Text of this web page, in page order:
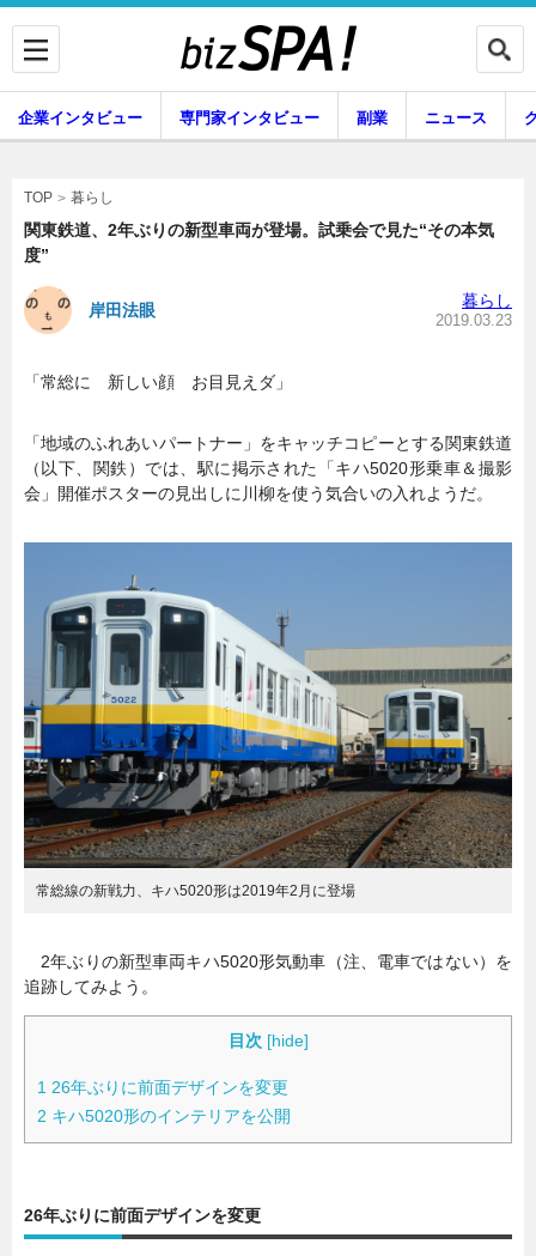
専門家インタビュー
副業
グルメ スキル
暮らし
連載一覧
企業インタビュー 専門家インタビュー 副業 ニュース
TOP 暮らし
関東鉄道、2年ぶりの新型車両が登場。試乗会で見た“その本気
度”
岸田法眼 暮らし
2019.03.23
「常総に 新しい顔 お目見えダ」
「地域のふれあいパートナー」をキャッチコピーとする関東鉄道
（以下、関鉄）では、駅に掲示された「キハ5020形乗車＆撮影
会」開催ポスターの見出しに川柳を使う気合いの入れようだ。
常総線の新戦力、キハ5020形は2019年2月に登場
2年ぶりの新型車両キハ5020形気動車（注、電車ではない）を
追跡してみよう。
目次 [hide]
1 26年ぶりに前面デザインを変更
2 キハ5020形のインテリアを公開
26年ぶりに前面デザインを変更